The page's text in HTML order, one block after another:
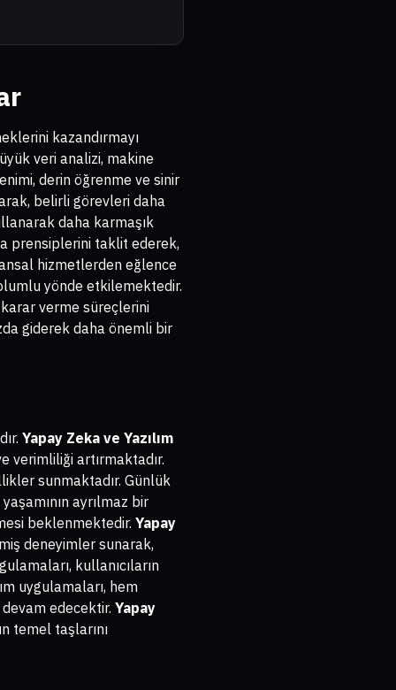
kazandırmayı
veri analizi, makine
derin öğrenme ve sinir
belirli görevleri daha
daha karmaşık
prensiplerini taklit ederek,
hizmetlerden eğlence
yönde etkilemektedir.
verme süreçlerini
giderek daha önemli bir
Yapay Zeka ve Yazılım
verimliliği artırmaktadır.
sunmaktadır. Günlük
ayrılmaz bir
beklenmektedir. Yapay
deneyimler sunarak,
kullanıcıların
uygulamaları, hem
edecektir. Yapay
temel taşlarını